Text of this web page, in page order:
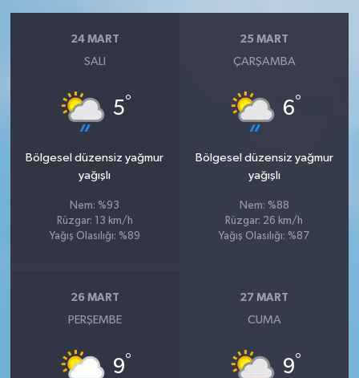
24 MART
SALI
5°
Bölgesel düzensiz yağmur
yağışlı
Nem: %93
Rüzgar: 13 km/h
Yağış Olasılığı: %89
25 MART
ÇARŞAMBA
6°
Bölgesel düzensiz yağmur
yağışlı
Nem: %88
Rüzgar: 26 km/h
Yağış Olasılığı: %87
26 MART
PERŞEMBE
9°
27 MART
CUMA
9°